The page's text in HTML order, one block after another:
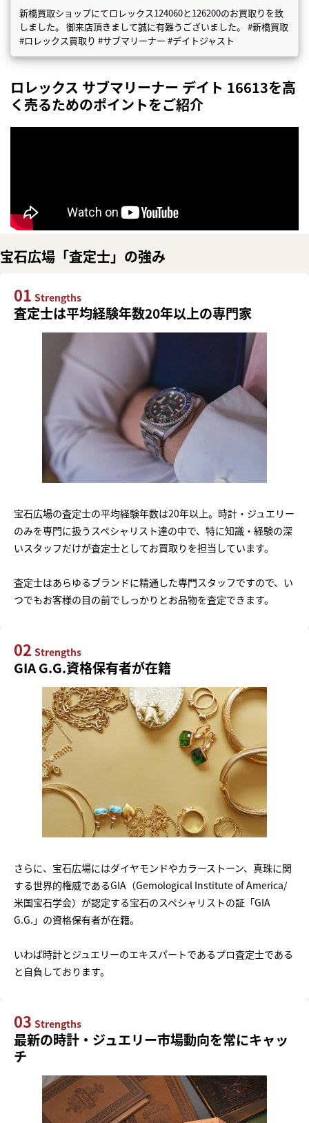
新橋買取ショップにてロレックス124060と126200のお買取りを致
しました。 御来店頂きまして誠に有難うございました。 #新橋買取
#ロレックス買取り #サブマリーナー #デイトジャスト
ロレックス サブマリーナー デイト 16613を高
く売るためのポイントをご紹介
宝石広場「査定士」の強み
01 Strengths
査定士は平均経験年数20年以上の専門家
宝石広場の査定士の平均経験年数は20年以上。時計・ジュエリー
のみを専門に扱うスペシャリスト達の中で、特に知識・経験の深
いスタッフだけが査定士としてお買取りを担当しています。
査定士はあらゆるブランドに精通した専門スタッフですので、い
つでもお客様の目の前でしっかりとお品物を査定できます。
02 Strengths
GIA G.G.資格保有者が在籍
さらに、宝石広場にはダイヤモンドやカラーストーン、真珠に関
する世界的権威であるGIA（Gemological Institute of America/
米国宝石学会）が認定する宝石のスペシャリストの証「GIA
G.G.」の資格保有者が在籍。
いわば時計とジュエリーのエキスパートであるプロ査定士である
と自負しております。
03 Strengths
最新の時計・ジュエリー市場動向を常にキャッ
チ